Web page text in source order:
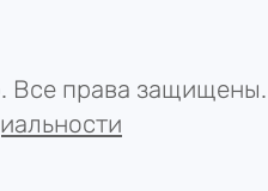
Все права защищены.